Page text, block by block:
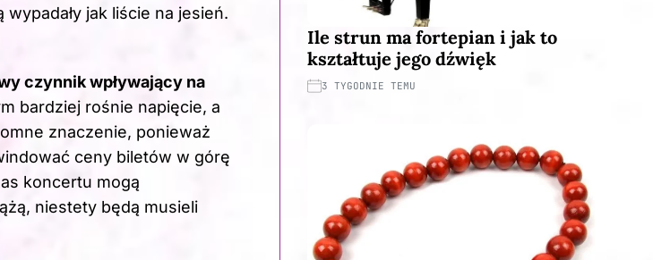
jak liście na jesień.
czynnik wpływający na
bardziej rośnie napięcie, a
znaczenie, ponieważ
ceny biletów w górę
koncertu mogą
niestety będą musieli
Ile strun ma fortepian i jak to
kształtuje jego dźwięk
3 TYGODNIE TEMU